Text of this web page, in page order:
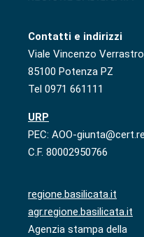
Contatti e indirizzi
Viale Vincenzo
85100 Potenza PZ
Tel 0971 661111
URP
PEC: AOO-
C.F. 80002950766
regione.basilicata.it
agr.regione.basilicata.it
Agenzia stampa della